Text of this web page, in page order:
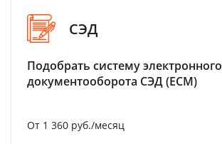
СЭД
Подобрать систему электронного
документооборота СЭД (ECM)
От 1 360 руб./месяц